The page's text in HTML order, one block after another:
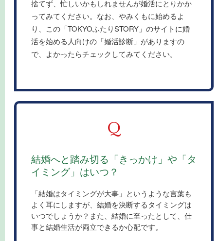
捨てず、忙しいかもしれませんが婚活にとりかか
ってみてください。なお、やみくもに始めるよ
り、この「TOKYOふたりSTORY」のサイトに婚
活を始める人向けの「婚活診断」がありますの
で、よかったらチェックしてみてください。
Q
結婚へと踏み切る「きっかけ」や「タ
イミング」はいつ？
「結婚はタイミングが大事」というような言葉も
よく耳にしますが、結婚を決断するタイミングは
いつでしょうか？また、結婚に至ったとして、仕
事と結婚生活が両立できるか心配です。